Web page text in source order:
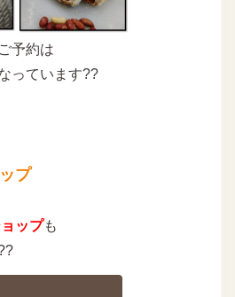
予約は
っています??
プ
ップも